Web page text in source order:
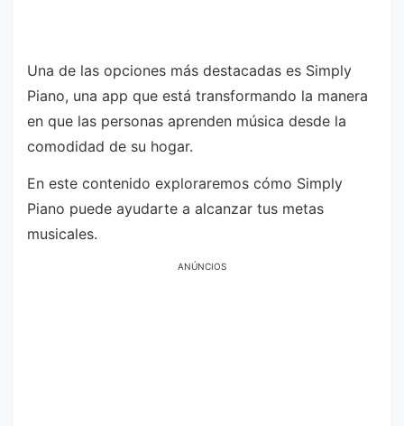
Una de las opciones más destacadas es Simply
Piano, una app que está transformando la manera
en que las personas aprenden música desde la
comodidad de su hogar.
En este contenido exploraremos cómo Simply
Piano puede ayudarte a alcanzar tus metas
musicales.
ANÚNCIOS